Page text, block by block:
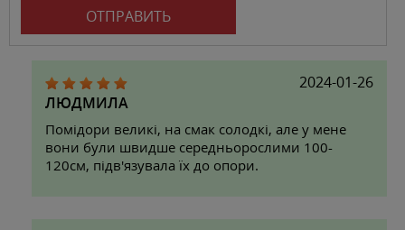
ОТПРАВИТЬ
2024-01-26
ЛЮДМИЛА
Помідори великі, на смак солодкі, але у мене
вони були швидше середньорослими 100-
120см, підв'язувала їх до опори.